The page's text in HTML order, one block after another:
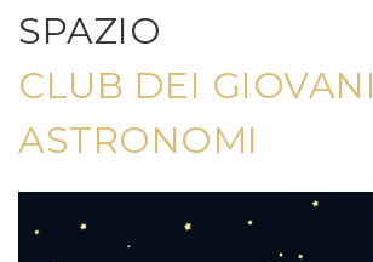
SPAZIO
CLUB DEI GIOVANI
ASTRONOMI